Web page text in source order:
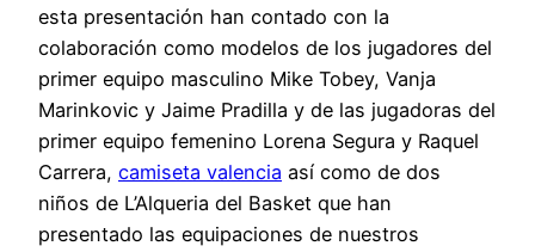
esta presentación han contado con la
colaboración como modelos de los jugadores del
primer equipo masculino Mike Tobey, Vanja
Marinkovic y Jaime Pradilla y de las jugadoras del
primer equipo femenino Lorena Segura y Raquel
Carrera, camiseta valencia así como de dos
niños de L’Alqueria del Basket que han
presentado las equipaciones de nuestros